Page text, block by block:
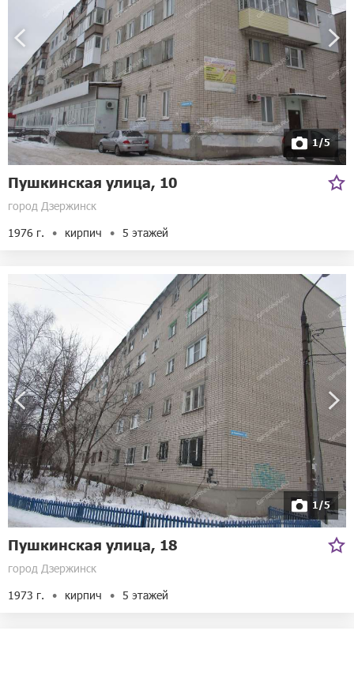
1/5
Пушкинская улица, 10
город Дзержинск
1976 г.
кирпич 5 этажей
1/5
Пушкинская улица, 18
город Дзержинск
1973 г.
кирпич 5 этажей